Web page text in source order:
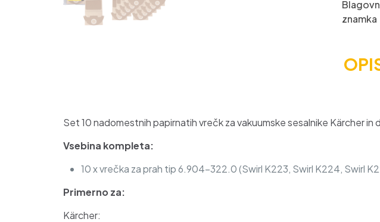
A
znamka
Set 10 nadomestnih papirnatih vrečk za vakuumske sesalnike Kärcher
Vsebina kompleta:
10 x vrečka za prah tip 6.904-322.0 (Swirl K223, Swirl K224, Swirl
Primerno za:
Kärcher: